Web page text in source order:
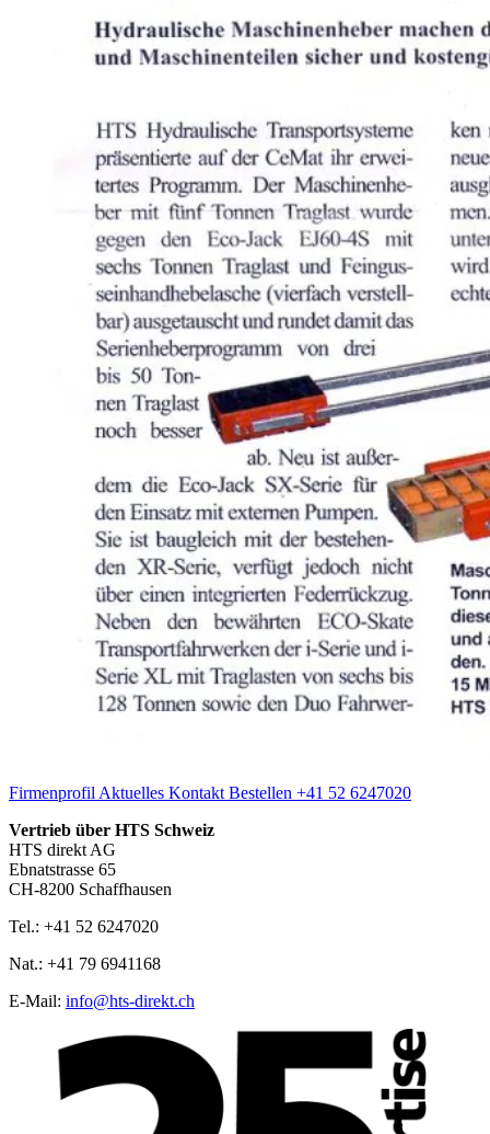
Firmenprofil Aktuelles Kontakt Bestellen +41 52 6247020
Vertrieb über HTS Schweiz
HTS direkt AG
Ebnatstrasse 65
CH-8200 Schaffhausen
Tel.: +41 52 6247020
Nat.: +41 79 6941168
E‑Mail: info@hts-direkt.ch